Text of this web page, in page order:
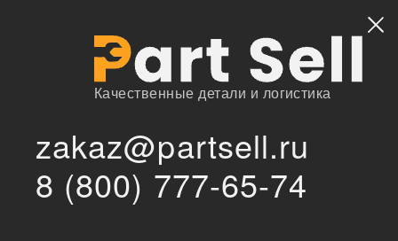
Качественные детали и логистика
zakaz@partsell.ru
8 (800) 777-65-74
Найти
Главная/ Каталог
/
3936993 Прокладка крышки впускного коллектора
Cummins 6CT, 3914311, 3910779, 3904300